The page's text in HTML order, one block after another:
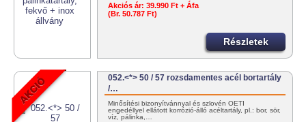
Akciós ár: 39.990 Ft + Áfa
(Br. 50.787 Ft)
Részletek
052.<*> 50 / 57 rozsdamentes acél bortartály
/…
Minősítési bizonyítvánnyal és szlovén OÉTI
engedéllyel ellátott korrózió-álló acéltartály, pl.: bor, sör,
víz, pálinka,…